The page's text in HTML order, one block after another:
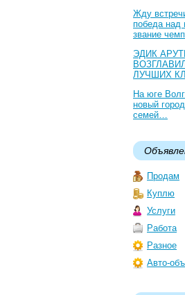
Жду
победа над
звание
ЭДИК
ЛУЧШИХ
На юге
новый
семей…
Продам
Куплю
Услуги
Работа
Разное
Авто-